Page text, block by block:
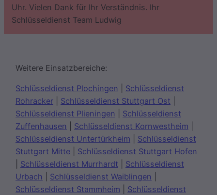
Uhr. Vielen Dank für Ihr Verständnis. Ihr
Schlüsseldienst Team Ludwig
Weitere Einsatzbereiche:
Schlüsseldienst Plochingen
Schlüsseldienst
Rohracker
Schlüsseldienst Stuttgart Ost
Schlüsseldienst Plieningen
Schlüsseldienst
Zuffenhausen
Schlüsseldienst Kornwestheim
Schlüsseldienst Untertürkheim
Schlüsseldienst
Stuttgart Mitte
Schlüsseldienst Stuttgart Hofen
Schlüsseldienst Murrhardt
Schlüsseldienst
Urbach
Schlüsseldienst Waiblingen
Schlüsseldienst Stammheim
Schlüsseldienst